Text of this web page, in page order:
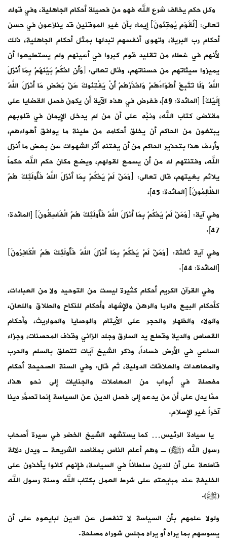
وكل حكم يخالف شرع الله فهو من فصيلة أحكام الجاهلية، وفي قوله
تعالى: ﴿لِّقَوْمٍ يُوقِنُونَ﴾ إيماء بأن غير الموقنين قد ينازعون في حسن
أحكام رب البرية، وتهوى أنفسهم تبدلها بمثل أحكام الجاهلية، ذلك
لأنهم في غطاء من تقليد قوم كبروا في أعينهم ولم يستطيعوا أن
يميزوا سيئاتهم من حسناتهم، وقال تعالى: ﴿وَأَنِ احْكُمْ بَيْنَهُمْ بِمَا أَنْزَلَ
اللَّهُ وَلَا تَتَّبِعْ أَهْوَاءَهُمْ وَاحْذَرْهُمْ أَنْ يَفْتِنُوكَ عَنْ بَعْضِ مَا أَنْزَلَ اللَّهُ
إِلَيْكَ﴾ [المائدة: 49]، ففرض في هذه الآية أن يكون فصل القضايا على
مقتضى كتاب الله، ونبَّه على أن من لم يدخل الإيمان في قلوبهم
يبتغون من الحاكم أن يخلق أحكامه من طينة ما يوافق أهواءهم،
وأردف هذا بتحذير الحاكم من أن يفتنه أثر الشهوات عن بعض ما أنزل
الله، وفتنتهم له من أن يسمع لقولهم، ويضع مكان حكم الله حكماً
يلائم بغيتهم، قال تعالى: ﴿وَمَنْ لَمْ يَحْكُمْ بِمَا أَنْزَلَ اللَّهُ فَأُولَئِكَ هُمُ
الظَّالِمُونَ﴾ [المائدة: 45]،
وفي آية: ﴿وَمَنْ لَمْ يَحْكُمْ بِمَا أَنْزَلَ اللَّهُ فَأُولَئِكَ هُمُ الْفَاسِقُونَ﴾ [المائدة:
47].
وفي آية ثالثة: ﴿وَمَنْ لَمْ يَحْكُمْ بِمَا أَنْزَلَ اللَّهُ فَأُولَئِكَ هُمُ الْكَافِرُونَ﴾
[المائدة: 44].
وفي القرآن الكريم أحكام كثيرة ليست من التوحيد ولا من العبادات،
كأحكام البيع والربا والرهن والإشهاد وأحكام للنكاح والطلاق واللعان،
والولاء والظهار والحجر على الأيتام والوصايا والمواريث، وأحكام
القصاص والدية وقطع يد السارق وجلد الزاني وقذف المحصنات، وجزاء
الساعي في الأرض فساداً، وذكر الشيخ آيات تتعلق بالسلم والحرب
والمعاهدات والعلاقات الدولية، ثم قال: وفي السنة الصحيحة أحكام
مفصلة في أبواب من المعاملات والجنايات إلى نحو هذا،
ممّا يدل على أن مَن يدعو إلى فصل الدين عن السياسة إنما تصوّر ديناً
آخراً غير الإسلام.
يا سيادة الرئيس… كما يستشهد الشيخ الخضر في سيرة أصحاب
رسول الله (ﷺ) ـ وهم أعلم الناس بمقاصد الشريعة ـ ويدل دلالة
قاطعة على أن للدين سلطاناً في السياسة، فإنهم كانوا يأخذون على
الخليفة عند مبايعته على شرط العمل بكتاب الله وسنة رسول الله
(ﷺ).
ولولا علمهم بأن السياسة لا تنفصل عن الدين لبايعوه على أن
يسوسهم بما يراه أو يراه مجلس شوراه مصلحة.